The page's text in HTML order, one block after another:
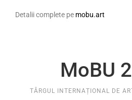
Detalii complete pe mobu.art
MoBU
TÂRGUL INTERNAȚIONAL DE